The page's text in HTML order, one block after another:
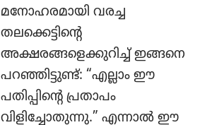
മനോഹരമായി വരച്ച
തലക്കെട്ടിന്റെ
അക്ഷരങ്ങളെക്കുറിച്ച്‌ ഇങ്ങനെ
പറഞ്ഞിട്ടുണ്ട്‌: “എല്ലാം ഈ
പതിപ്പിന്റെ പ്രതാപം
വിളിച്ചോതുന്നു.” എന്നാൽ ഈ